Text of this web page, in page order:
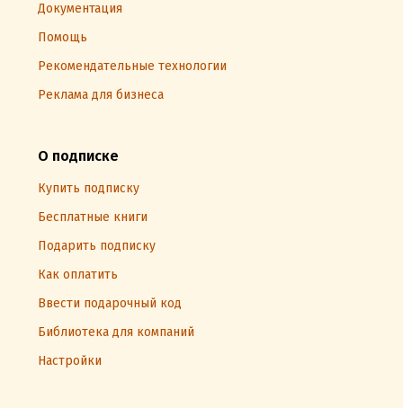
Документация
Помощь
Рекомендательные технологии
Реклама для бизнеса
О подписке
Купить подписку
Бесплатные книги
Подарить подписку
Как оплатить
Ввести подарочный код
Библиотека для компаний
Настройки